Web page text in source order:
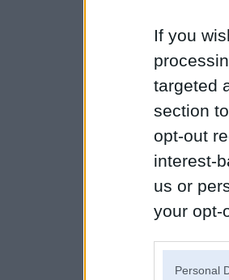
If you
targeted
section
opt-out
interest-
us or
your opt-
Personal